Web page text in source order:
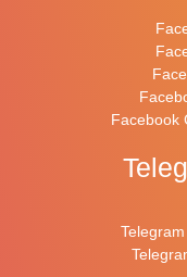
Facebook